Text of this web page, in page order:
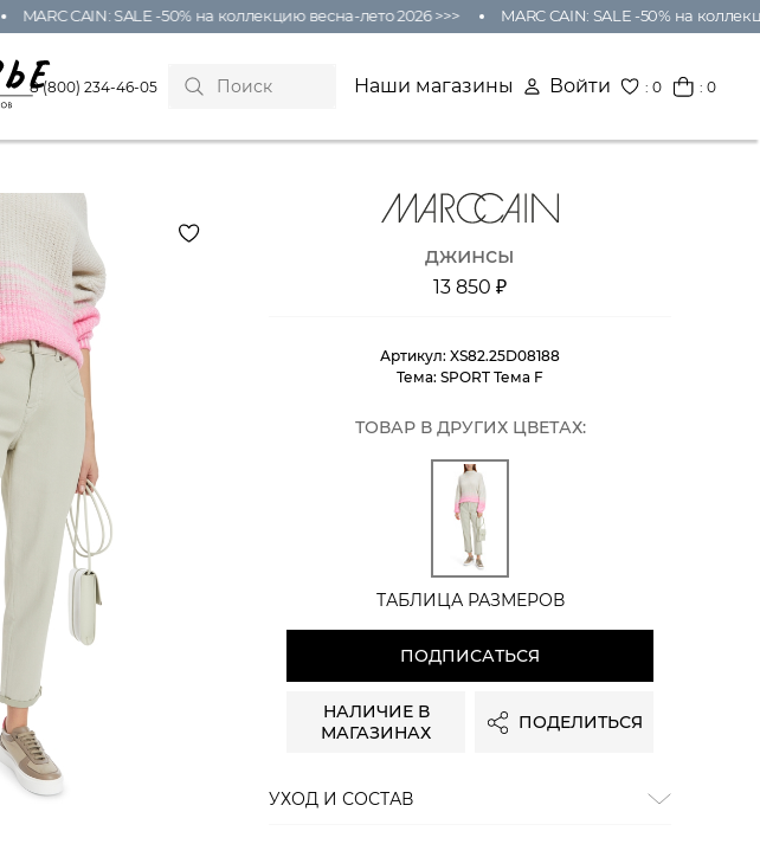
MARC CAIN: SALE -50% на коллекцию весна-лето 2026 >>> MARC CAIN: SALE -50% на
8 (800) 234-46-05 Наши магазины Войти :0 : 0
джинсы
13 850 ₽
Артикул:XS82.25D08188
Тема:SPORT Тема F
ТОВАР В ДРУГИХ ЦВЕТАХ:
ТАБЛИЦА РАЗМЕРОВ
ПОДПИСАТЬСЯ
НАЛИЧИЕ В
МАГАЗИНАХ
ПОДЕЛИТЬСЯ
УХОД И СОСТАВ